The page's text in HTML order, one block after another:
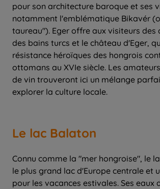
pour son architecture baroque et ses
notamment l'emblématique Bikavér
taureau"). Eger offre aux visiteurs des
des bains turcs et le château d'Eger,
résistance héroïques des hongrois
ottomans au XVIe siècle. Les
de vin trouveront ici un mélange
explorer la culture locale.
Le lac Balaton
Connu comme la "mer hongroise", le
le plus grand lac d'Europe centrale et
pour les vacances estivales. Ses eaux